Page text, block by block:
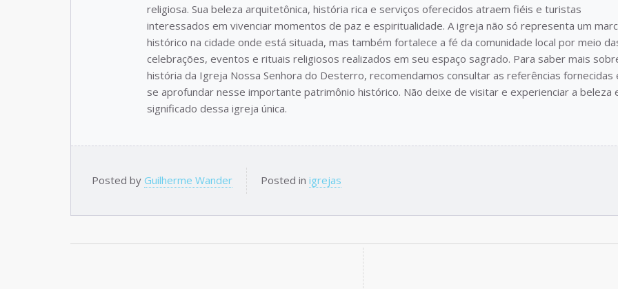
religiosa. Sua beleza arquitetônica, história rica e serviços oferecidos atraem fiéis e turistas
interessados em vivenciar momentos de paz e espiritualidade. A igreja não só representa um
histórico na cidade onde está situada, mas também fortalece a fé da comunidade local por meio
celebrações, eventos e rituais religiosos realizados em seu espaço sagrado. Para saber mais
história da Igreja Nossa Senhora do Desterro, recomendamos consultar as referências fornecidas
se aprofundar nesse importante patrimônio histórico. Não deixe de visitar e experienciar a beleza
significado dessa igreja única.
Posted by Guilherme Wander Posted in igrejas